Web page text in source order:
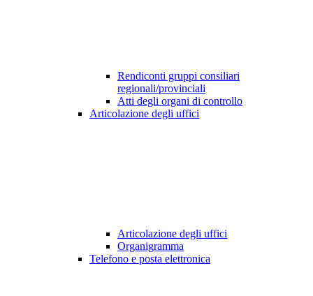
Rendiconti gruppi consiliari
regionali/provinciali
Atti degli organi di controllo
Articolazione degli uffici
Articolazione degli uffici
Organigramma
Telefono e posta elettronica